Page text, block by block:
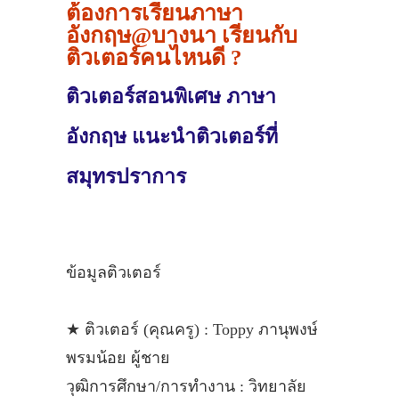
ต้องการเรียนภาษา
อังกฤษ@บางนา เรียนกับ
ติวเตอร์คนไหนดี ?
ติวเตอร์สอนพิเศษ ภาษา
อังกฤษ แนะนำติวเตอร์ที่
สมุทรปราการ
ข้อมูลติวเตอร์
★ ติวเตอร์ (คุณครู) : Toppy ภานุพงษ์
พรมน้อย ผู้ชาย
วุฒิการศึกษา/การทำงาน : วิทยาลัย